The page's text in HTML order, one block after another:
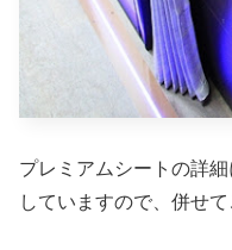
プレミアムシートの詳
していますので、併せ